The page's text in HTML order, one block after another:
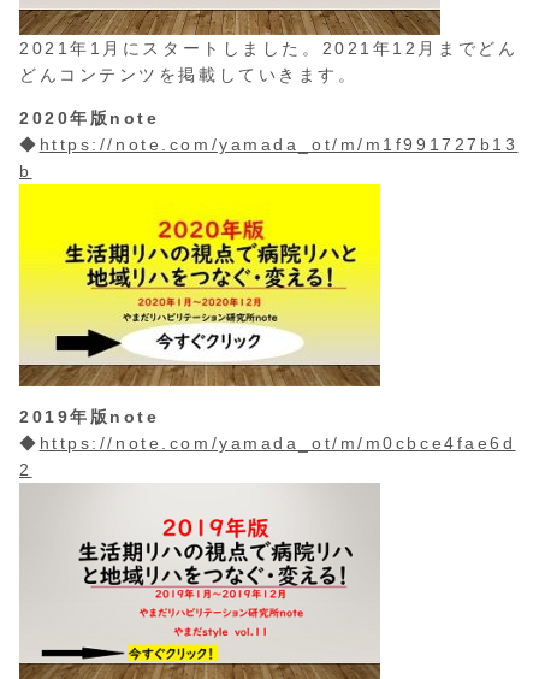
2021年1月にスタートしました。2021年12月までどん
どんコンテンツを掲載していきます。
2020年版note
◆ https://note.com/yamada_ot/m/m1f991727b13
b
2019年版note
◆ https://note.com/yamada_ot/m/m0cbce4fae6d
2